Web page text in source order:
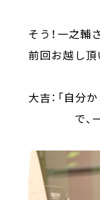
そう！一之輔
前回お越し
大吉：「自分
で、一之